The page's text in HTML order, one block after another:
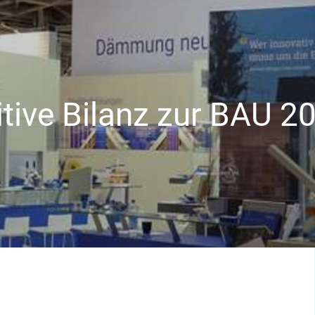
Industrie/OEM
Private Bauherren
Wohnungswirtsch
Bilanz zur BAU